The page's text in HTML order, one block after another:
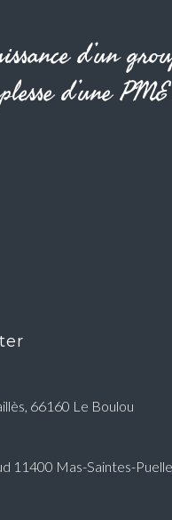
d’un
d’une
66160 Le Boulou
11400 Mas-Saintes-